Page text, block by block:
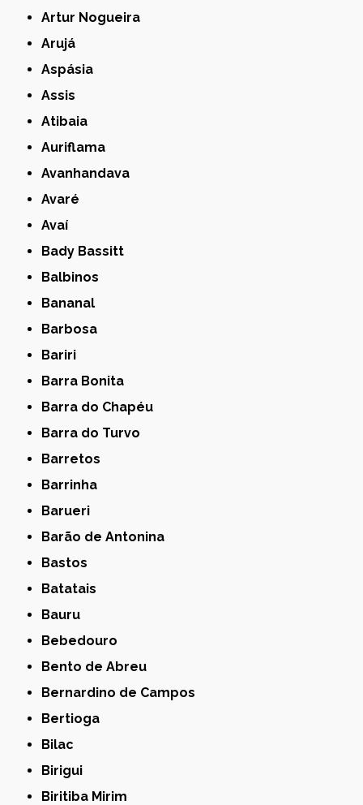
Artur Nogueira
Arujá
Aspásia
Assis
Atibaia
Auriflama
Avanhandava
Avaré
Avaí
Bady Bassitt
Balbinos
Bananal
Barbosa
Bariri
Barra Bonita
Barra do Chapéu
Barra do Turvo
Barretos
Barrinha
Barueri
Barão de Antonina
Bastos
Batatais
Bauru
Bebedouro
Bento de Abreu
Bernardino de Campos
Bertioga
Bilac
Birigui
Biritiba Mirim